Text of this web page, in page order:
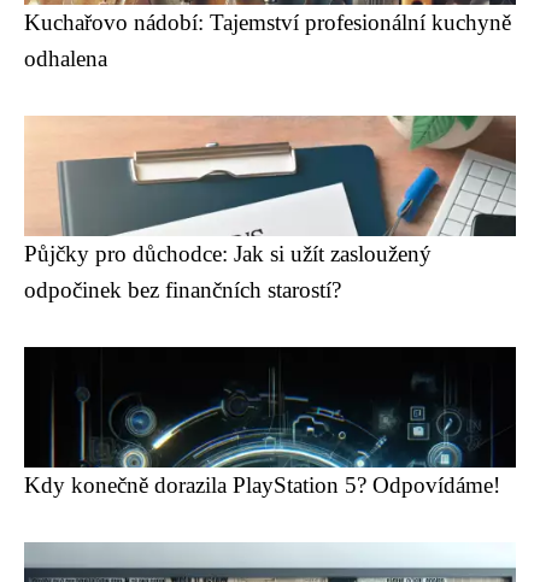
Kuchařovo nádobí: Tajemství profesionální kuchyně
odhalena
Půjčky pro důchodce: Jak si užít zasloužený
odpočinek bez finančních starostí?
Kdy konečně dorazila PlayStation 5? Odpovídáme!